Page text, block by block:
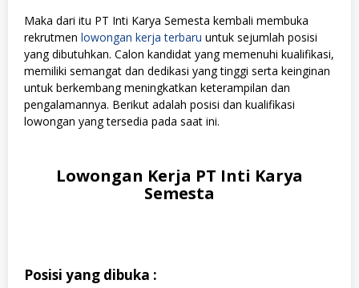
Maka dari itu PT Inti Karya Semesta kembali membuka
rekrutmen lowongan kerja terbaru untuk sejumlah posisi
yang dibutuhkan. Calon kandidat yang memenuhi kualifikasi,
memiliki semangat dan dedikasi yang tinggi serta keinginan
untuk berkembang meningkatkan keterampilan dan
pengalamannya. Berikut adalah posisi dan kualifikasi
lowongan yang tersedia pada saat ini.
Lowongan Kerja PT Inti Karya
Semesta
Posisi yang dibuka :